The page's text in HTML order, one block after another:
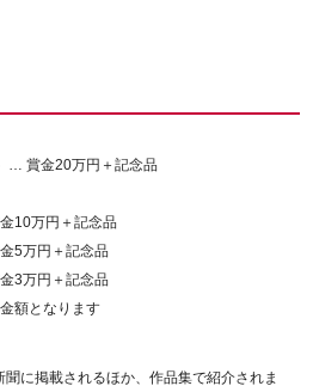
… 賞金20万円＋記念品
10万円＋記念品
5万円＋記念品
3万円＋記念品
額となります
に掲載されるほか、作品集で紹介されま